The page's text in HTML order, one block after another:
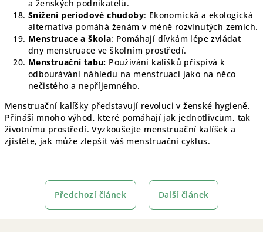
a ženských podnikatelů.
Snížení periodové chudoby: Ekonomická a ekologická
alternativa pomáhá ženám v méně rozvinutých zemích.
Menstruace a škola: Pomáhají dívkám lépe zvládat
dny menstruace ve školním prostředí.
Menstruační tabu: Používání kalíšků přispívá k
odbourávání náhledu na menstruaci jako na něco
nečistého a nepříjemného.
Menstruační kalíšky představují revoluci v ženské hygieně.
Přináší mnoho výhod, které pomáhají jak jednotlivcům, tak
životnímu prostředí. Vyzkoušejte menstruační kalíšek a
zjistěte, jak může zlepšit váš menstruační cyklus.
Předchozí článek Další článek